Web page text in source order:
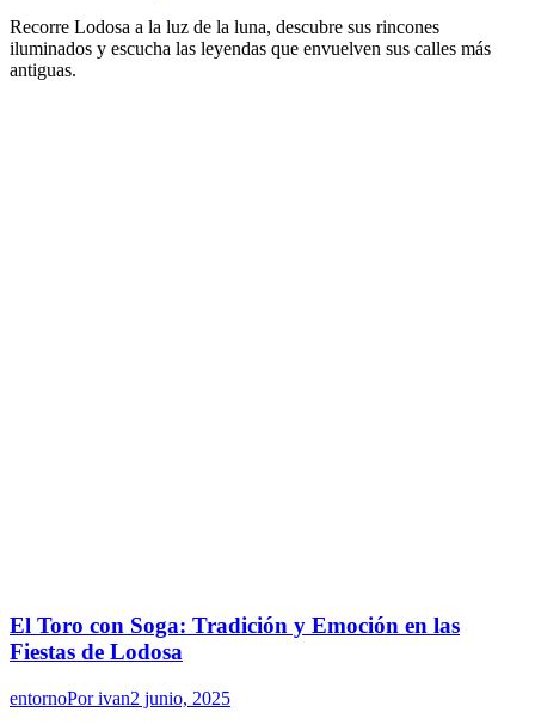
Recorre Lodosa a la luz de la luna, descubre sus rincones
iluminados y escucha las leyendas que envuelven sus calles más
antiguas.
El Toro con Soga: Tradición y Emoción en las
Fiestas de Lodosa
entornoPorivan2 junio, 2025